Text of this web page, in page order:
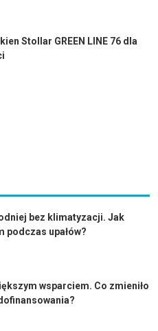
Stollar GREEN LINE 76 dla
bez klimatyzacji. Jak
podczas upałów?
wsparciem. Co zmieniło